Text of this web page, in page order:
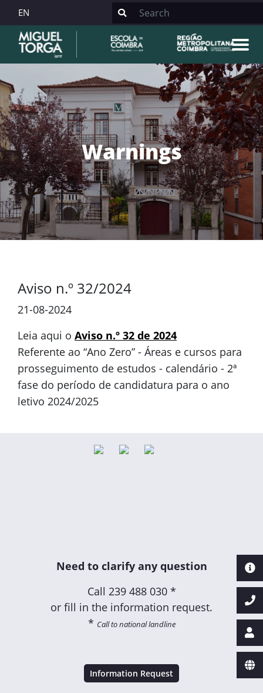
EN
Warnings
Aviso n.º 32/2024
21-08-2024
Leia aqui o Aviso n.º 32 de 2024
Referente ao “Ano Zero” - Áreas e cursos para
prosseguimento de estudos - calendário - 2ª
fase do período de candidatura para o ano
letivo 2024/2025
Need to clarify any question
Call 239 488 030 *
or fill in the information request.
* Call to national landline
Information Request